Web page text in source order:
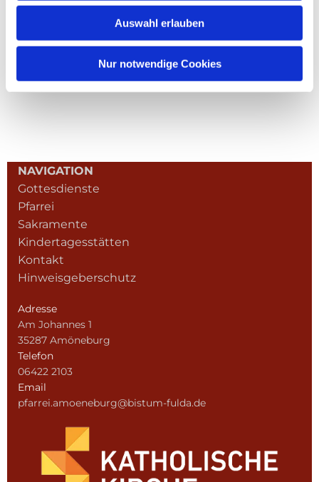
Auswahl erlauben
Nur notwendige Cookies
NAVIGATION
Gottesdienste
Pfarrei
Sakramente
Kindertagesstätten
Kontakt
Hinweisgeberschutz
Adresse
Am Johannes 1
35287 Amöneburg
Telefon
06422 2103
Email
pfarrei.amoeneburg@bistum-fulda.de